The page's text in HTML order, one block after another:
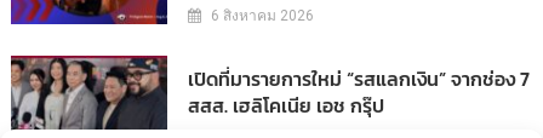
6 สิงหาคม 2026
เปิดที่มารายการใหม่ “รสแลกเงิน” จากช่อง 7
สสส. เฮลิโคเนีย เอช กรุ๊ป